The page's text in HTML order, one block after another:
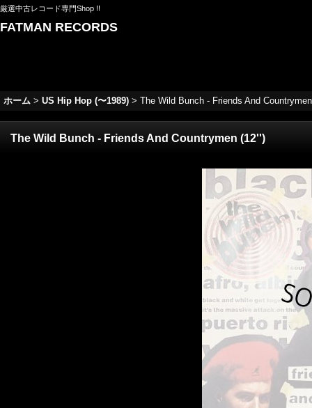
厳選中古レコード専門Shop !!
FATMAN RECORDS
ホーム > US Hip Hop (〜1989) > The Wild Bunch - Friends And
The Wild Bunch - Friends And Countrymen (12'')